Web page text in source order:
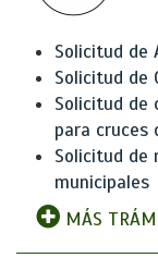
Solicitud de
Solicitud de
Solicitud de
para cruces
Solicitud de
municipales
MÁS